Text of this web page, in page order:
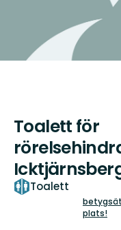
Toalett för
Toalett
plats!